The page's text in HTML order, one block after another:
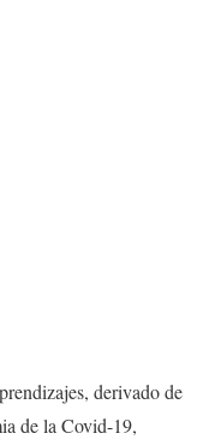
derivado de
de la Covid-19,